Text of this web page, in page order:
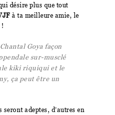
désire plus que tout
à ta meilleure amie, le
Goya façon
sur-musclé
kiki riquiqui et le
ça peut être un
adeptes, d’autres en